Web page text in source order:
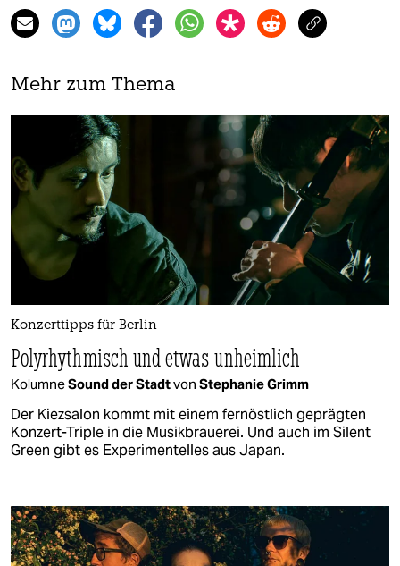
Mehr zum Thema
Konzerttipps für Berlin
Polyrhythmisch und etwas unheimlich
KolumneSound der Stadtvon Stephanie Grimm
Der Kiezsalon kommt mit einem fernöstlich geprägten
Konzert-Triple in die Musikbrauerei. Und auch im Silent
Green gibt es Experimentelles aus Japan.